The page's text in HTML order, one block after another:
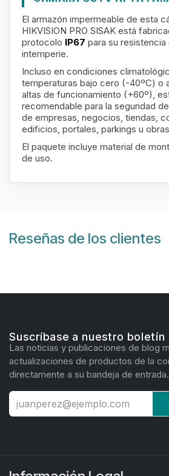
El armazón impermeable de esta
HIKVISION PRO SISAK está
protocolo IP67 para su resistencia
intemperie.
Incluso en condiciones
temperaturas bajo cero (-40ºC) o
altas de funcionamiento (+60º),
recomendable para la seguridad
de empresas, negocios, tiendas,
edificios, portales, parkings u
El paquete incluye material de
de uso.
Reseñas de los clientes
Suscríbase a nuestro boletín
Las noticias y publicaciones de blog
actualizaciones de productos de la
directamente a su bandeja de entrada.